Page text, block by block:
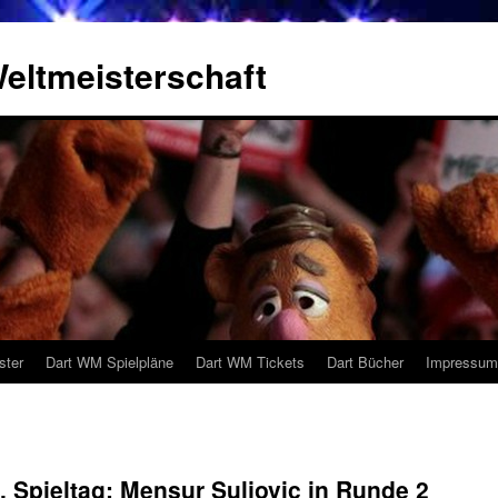
Dart WM Spielpläne Dart WM Tickets Dart Bücher Impressum
Spieltag: Mensur Suljovic in Runde 2